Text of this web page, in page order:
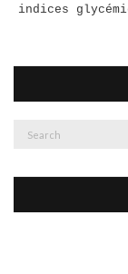
indices